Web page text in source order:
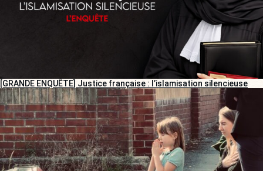
[GRANDE ENQUÊTE] Justice française : l’islamisation silencieuse